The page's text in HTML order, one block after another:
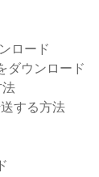
ロード
ダウンロード
法
する方法